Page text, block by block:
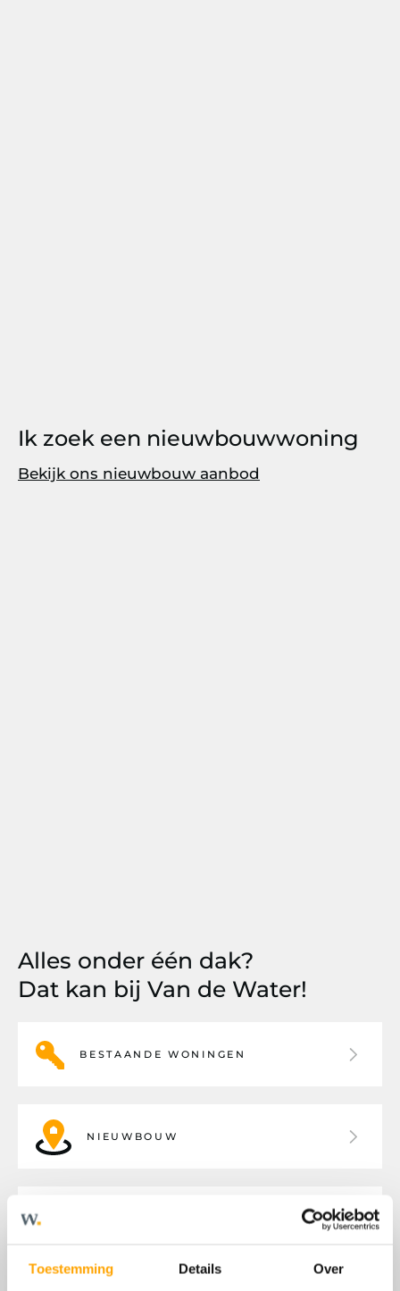
Toestemming Details Over
Ik zoek een nieuwbouwwoning
Bekijk ons nieuwbouw aanbod
Alles onder één dak?
Dat kan bij Van de Water!
BESTAANDE WONINGEN
NIEUWBOUW